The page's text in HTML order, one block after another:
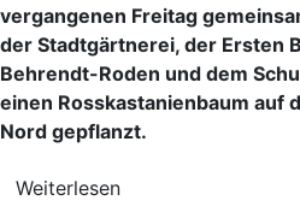
vergangenen Freitag
der Stadtgärtnerei, der Ersten
Behrendt-Roden und dem
einen Rosskastanienbaum auf
Nord gepflanzt.
Weiterlesen